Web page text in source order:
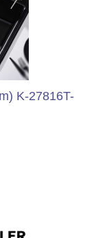
K-27816T-